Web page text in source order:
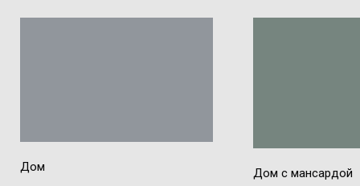
Дом Дом с мансардой